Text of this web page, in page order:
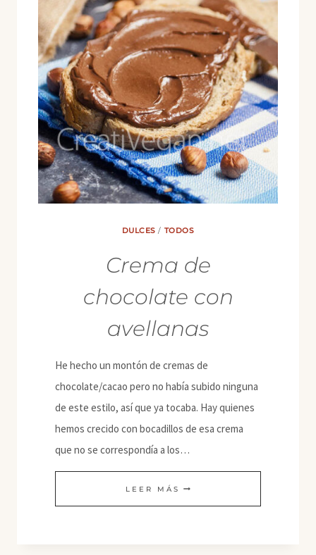
DULCES / TODOS
Crema de
chocolate con
avellanas
He hecho un montón de cremas de
chocolate/cacao pero no había subido ninguna
de este estilo, así que ya tocaba. Hay quienes
hemos crecido con bocadillos de esa crema
que no se correspondía a los…
LEER MÁS CREMA
DE